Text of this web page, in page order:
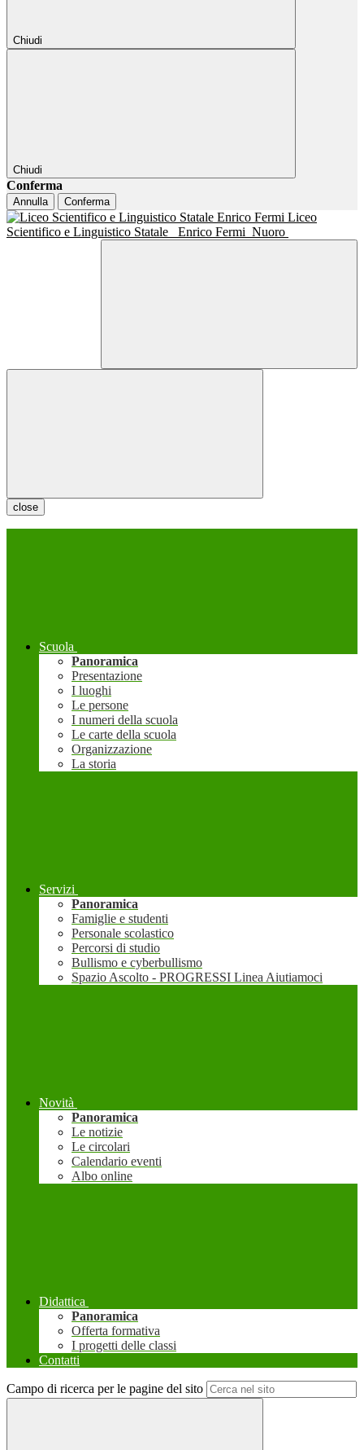
Chiudi
Chiudi
Conferma
Annulla Conferma
Liceo
Scientifico e Linguistico Statale
Enrico Fermi Nuoro
close
Scuola
Panoramica
Presentazione
I luoghi
Le persone
I numeri della scuola
Le carte della scuola
Organizzazione
La storia
Servizi
Panoramica
Famiglie e studenti
Personale scolastico
Percorsi di studio
Bullismo e cyberbullismo
Spazio Ascolto - PROGRESSI Linea Aiutiamoci
Novità
Panoramica
Le notizie
Le circolari
Calendario eventi
Albo online
Didattica
Panoramica
Offerta formativa
I progetti delle classi
Contatti
Campo di ricerca per le pagine del sito